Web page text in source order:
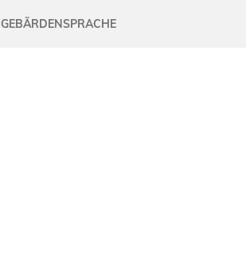
GEBÄRDENSPRACHE